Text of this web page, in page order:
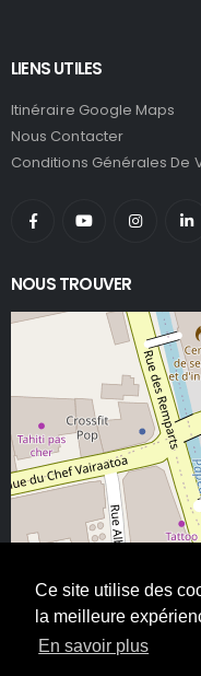
Ce site utilise des
la meilleure
En savoir plus
LIENS UTILES
Itinéraire Google Maps
Nous Contacter
Conditions Générales De
NOUS TROUVER